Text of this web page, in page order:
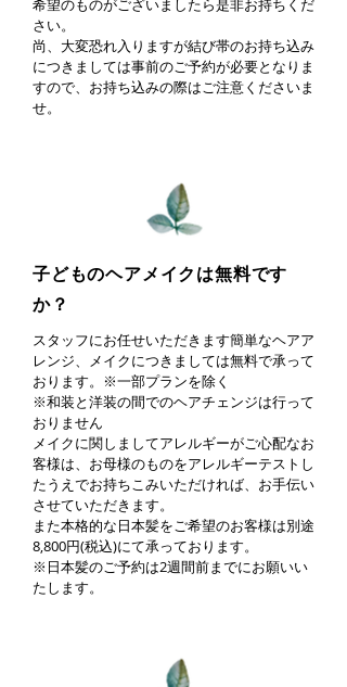
希望のものがございましたら是非お持ちくだ
さい。
尚、大変恐れ入りますが結び帯のお持ち込み
につきましては事前のご予約が必要となりま
すので、お持ち込みの際はご注意くださいま
せ。
子どものヘアメイクは無料です
か？
スタッフにお任せいただきます簡単なヘアア
レンジ、メイクにつきましては無料で承って
おります。※一部プランを除く
※和装と洋装の間でのヘアチェンジは行って
おりません
メイクに関しましてアレルギーがご心配なお
客様は、お母様のものをアレルギーテストし
たうえでお持ちこみいただければ、お手伝い
させていただきます。
また本格的な日本髪をご希望のお客様は別途
8,800円(税込)にて承っております。
​※日本髪のご予約は2週間前までにお願いい
たします。